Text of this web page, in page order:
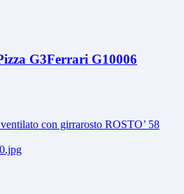
G3Ferrari G10006